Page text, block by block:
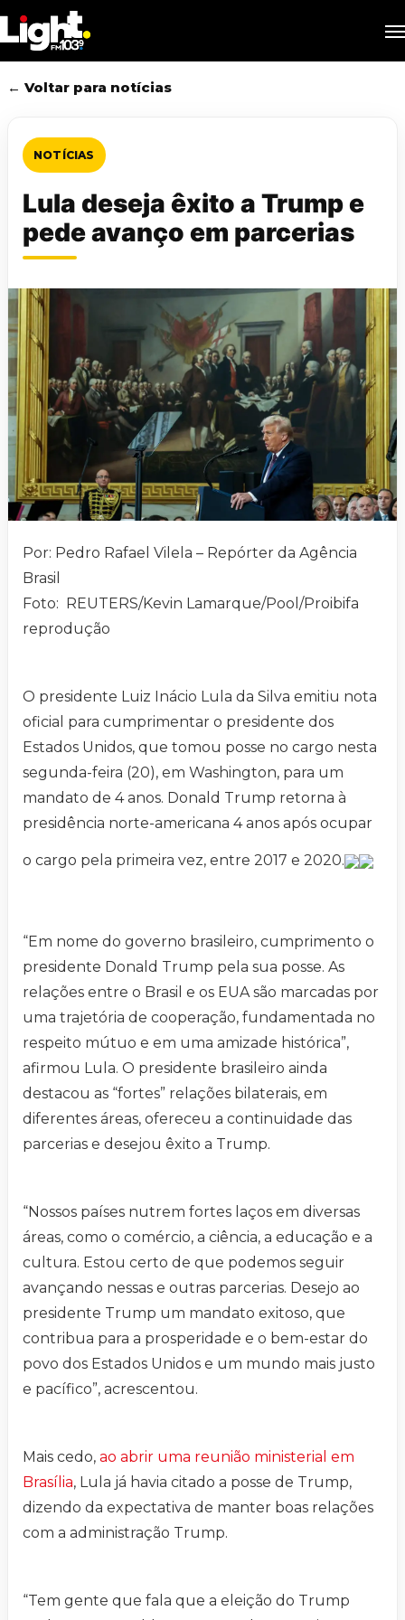
to
main
content
← Voltar para notícias
NOTÍCIAS
Lula deseja êxito a Trump e
pede avanço em parcerias
Por: Pedro Rafael Vilela – Repórter da Agência
Brasil
Foto: REUTERS/Kevin Lamarque/Pool/Proibifa
reprodução
O presidente Luiz Inácio Lula da Silva emitiu nota
oficial para cumprimentar o presidente dos
Estados Unidos, que tomou posse no cargo nesta
segunda-feira (20), em Washington, para um
mandato de 4 anos. Donald Trump retorna à
presidência norte-americana 4 anos após ocupar
o cargo pela primeira vez, entre 2017 e 2020.
“Em nome do governo brasileiro, cumprimento o
presidente Donald Trump pela sua posse. As
relações entre o Brasil e os EUA são marcadas por
uma trajetória de cooperação, fundamentada no
respeito mútuo e em uma amizade histórica”,
afirmou Lula. O presidente brasileiro ainda
destacou as “fortes” relações bilaterais, em
diferentes áreas, ofereceu a continuidade das
parcerias e desejou êxito a Trump.
“Nossos países nutrem fortes laços em diversas
áreas, como o comércio, a ciência, a educação e a
cultura. Estou certo de que podemos seguir
avançando nessas e outras parcerias. Desejo ao
presidente Trump um mandato exitoso, que
contribua para a prosperidade e o bem-estar do
povo dos Estados Unidos e um mundo mais justo
e pacífico”, acrescentou.
Mais cedo, ao abrir uma reunião ministerial em
Brasília, Lula já havia citado a posse de Trump,
dizendo da expectativa de manter boas relações
com a administração Trump.
“Tem gente que fala que a eleição do Trump